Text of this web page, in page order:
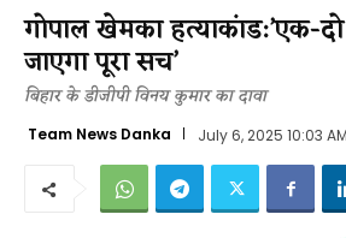
गोपाल खेमका हत्याकांड:’एक-
जाएगा पूरा सच’
बिहार के डीजीपी विनय कुमार का दावा
Team News Danka July 6, 2025 10:03 AM